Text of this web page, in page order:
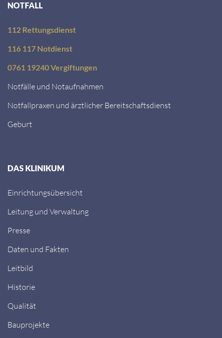
NOTFALL
112 Rettungsdienst
116 117 Notdienst
0761 19240 Vergiftungen
Notfälle und Notaufnahmen
Notfallpraxen und ärztlicher Bereitschaftsdienst
Geburt
DAS KLINIKUM
Einrichtungsübersicht
Leitung und Verwaltung
Presse
Daten und Fakten
Leitbild
Historie
Qualität
Bauprojekte